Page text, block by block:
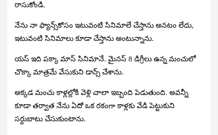
రాసుకోండి.
నేను నా ఫ్యాన్స్‌కోసం ఇటువంటి సినిమాలే చేస్తాను అనటం లేదు,
ఇటువంటి సినిమాలు కూడా చేస్తాను అంటున్నాను.
యస్‌ ఇది పక్కా మాస్‌ సినిమానే. మైనస్‌ 8 డిగ్రీలు ఉన్న మంచులో
చొక్కా మాత్రమే వేసుకుని డాన్స్‌ చేశాను.
అక్కడ మంచు కాళ్లల్లోకి వెళ్లి చాలా ఇబ్బంది పెడుతుంది. అవన్నీ
కూడా తర్వాత నేను ఏదో ఒక రకంగా కాళ్లకు వేడి పెట్టుకుని
సర్దుబాటు చేసుకుంటాను.